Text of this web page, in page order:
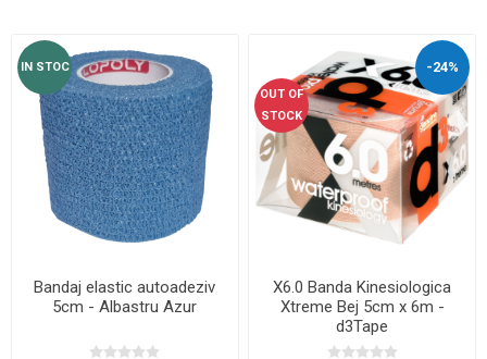
IN STOC
Bandaj elastic autoadeziv
5cm - Albastru Azur
-24%
OUT OF
STOCK
X6.0 Banda Kinesiologica
Xtreme Bej 5cm x 6m -
d3Tape